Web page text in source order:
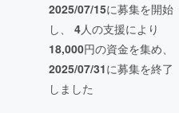
2025/07/15に募集を開始
し、 4人の支援により
18,000円の資金を集め、
2025/07/31に募集を終了
しました